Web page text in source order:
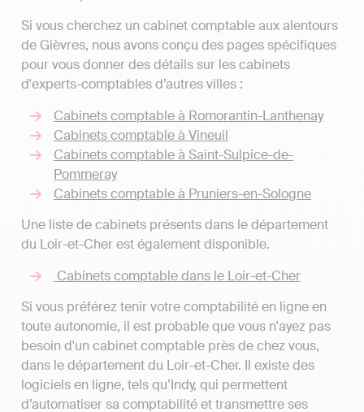
Si vous cherchez un cabinet comptable aux alentours
de Gièvres, nous avons conçu des pages spécifiques
pour vous donner des détails sur les cabinets
d'experts-comptables d’autres villes :
Cabinets comptable à Romorantin-Lanthenay
Cabinets comptable à Vineuil
Cabinets comptable à Saint-Sulpice-de-
Pommeray
Cabinets comptable à Pruniers-en-Sologne
Une liste de cabinets présents dans le département
du Loir-et-Cher est également disponible.
Cabinets comptable dans le Loir-et-Cher
Si vous préférez tenir votre comptabilité en ligne en
toute autonomie, il est probable que vous n'ayez pas
besoin d'un cabinet comptable près de chez vous,
dans le département du Loir-et-Cher. Il existe des
logiciels en ligne, tels qu’Indy, qui permettent
d’automatiser sa comptabilité et transmettre ses